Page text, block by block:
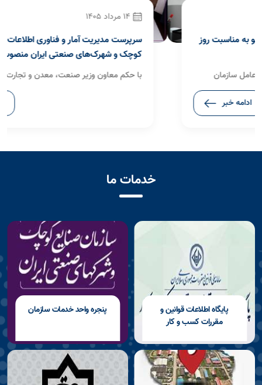
سرپرست مدیریت آمار و فناوری اطلاعات سازمان صنایع
کوچک و شهرک‌های صنعتی ایران منصوب شد
با حکم معاون وزیر صنعت، معدن و تجارت، رئیس هیأت‌مدیره
و مدیرعامل سازمان صنایع کوچک و شهرک‌های صنعتی ایران
(ایزیپو)، «منصور غفاری» به عنوان سرپرست مدیریت آمار و
خدمات ما
پايگاه اطلاعات قوانين و
مقررات كسب و كار
پنجره واحد خدمات سازمان